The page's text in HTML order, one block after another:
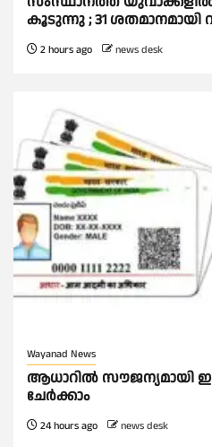
കൂടുന്നു ; 31 ശതമാനമായി
2 hours ago news desk
Wayanad News
ആധാറിൽ സൗജന്യമായി
ചേർക്കാം
24 hours ago news desk